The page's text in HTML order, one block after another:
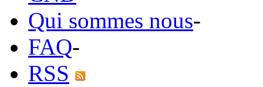
Qui sommes nous-
FAQ-
RSS